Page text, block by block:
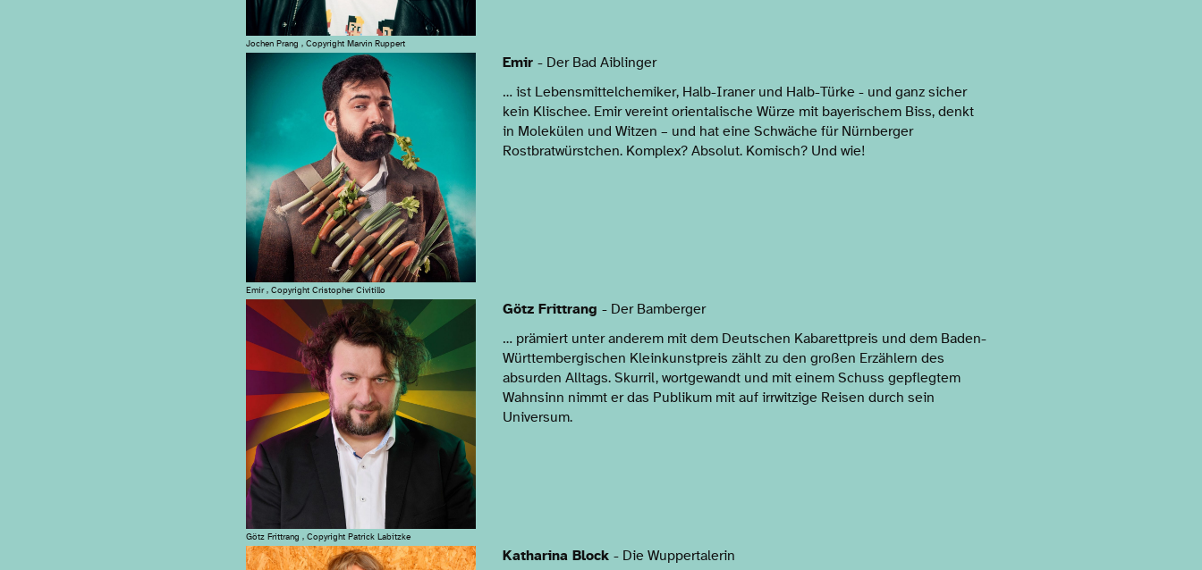
Jochen Prang , Copyright Marvin Ruppert
Emir , Copyright Cristopher Civitillo
Emir - Der Bad Aiblinger
… ist Lebensmittelchemiker, Halb-Iraner und Halb-Türke - und ganz sicher
kein Klischee. Emir vereint orientalische Würze mit bayerischem Biss, denkt
in Molekülen und Witzen – und hat eine Schwäche für Nürnberger
Rostbratwürstchen. Komplex? Absolut. Komisch? Und wie!
Götz Frittrang , Copyright Patrick Labitzke
Götz Frittrang - Der Bamberger
… prämiert unter anderem mit dem Deutschen Kabarettpreis und dem Baden-
Württembergischen Kleinkunstpreis zählt zu den großen Erzählern des
absurden Alltags. Skurril, wortgewandt und mit einem Schuss gepflegtem
Wahnsinn nimmt er das Publikum mit auf irrwitzige Reisen durch sein
Universum.
Katharina Block - Die Wuppertalerin